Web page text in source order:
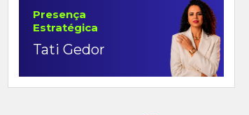
Presença
Estratégica
Tati Gedor